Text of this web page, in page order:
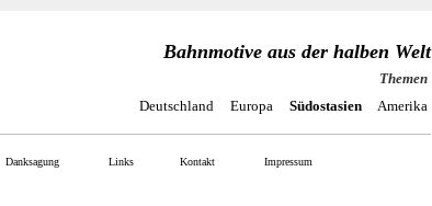
Bahnmotive aus der halben Welt
Themen
Deutschland
Europa Südostasien Amerika
Danksagung Links Kontakt Impressum